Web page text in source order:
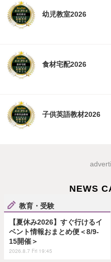
幼児教室2026
食材宅配2026
子供英語教材2026
NEWS
教育・受験
【夏休み2026】すぐ行けるイ
ベント情報おまとめ便＜8/9-
15開催＞
2026.8.7 Fri 19:45